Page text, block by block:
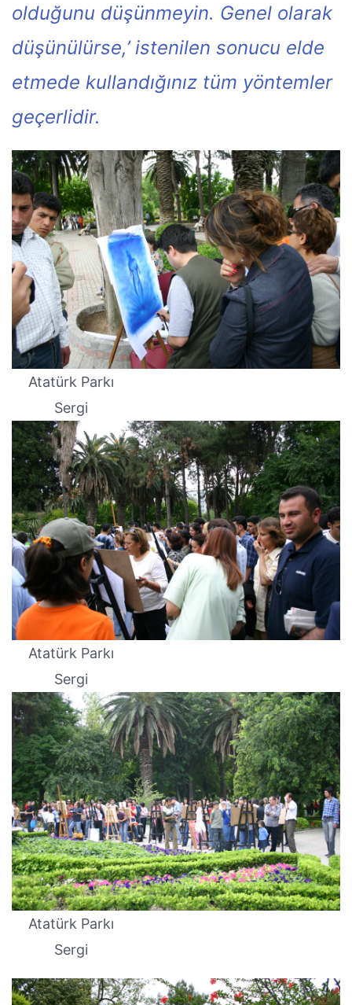
olduğunu düşünmeyin. Genel olarak
düşünülürse,’ istenilen sonucu elde
etmede kullandığınız tüm yöntemler
geçerlidir.
Atatürk Parkı
Sergi
Atatürk Parkı
Sergi
Atatürk Parkı
Sergi